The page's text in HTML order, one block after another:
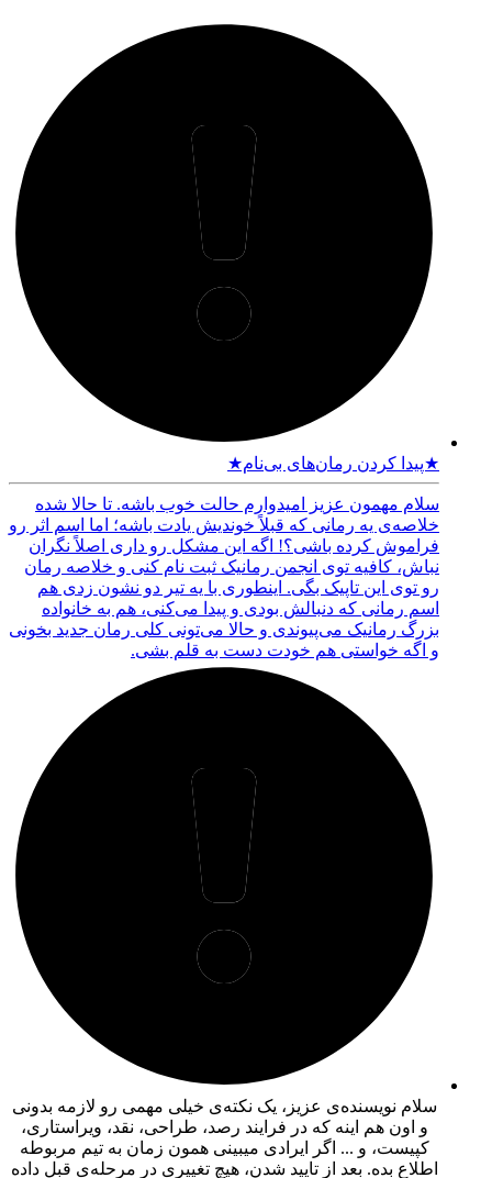
★پیدا کردن رمان‌های بی‌نام★
سلام مهمون عزیز امیدوارم حالت خوب باشه. تا حالا شده
خلاصه‌ی یه رمانی که قبلاً خوندیش یادت باشه؛ اما اسم اثر رو
فراموش کرده باشی؟! اگه این مشکل رو داری اصلاً نگران
نباش، کافیه توی انجمن رمانیک ثبت نام کنی و خلاصه رمان
رو توی این تاپیک بگی. اینطوری با یه تیر دو نشون زدی هم
اسم رمانی که دنبالش بودی و پیدا می‌کنی، هم به خانواده
بزرگ رمانیک می‌پیوندی و حالا می‌تونی کلی رمان جدید بخونی
و اگه خواستی هم خودت دست به قلم بشی.
سلام نویسنده‌ی عزیز، یک نکته‌ی خیلی مهمی رو لازمه بدونی
و اون هم اینه که در فرایند رصد، طراحی، نقد، ویراستاری،
کپیست، و ... اگر ایرادی میبینی همون زمان به تیم مربوطه
اطلاع بده. بعد از تایید شدن، هیچ تغییری در مرحله‌ی قبل داده